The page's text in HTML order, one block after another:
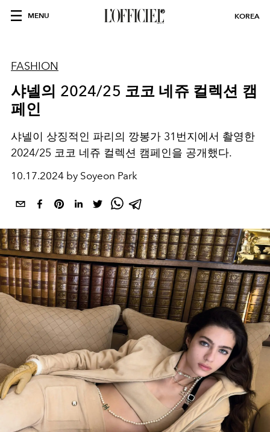
MENU KOREA
FASHION
샤넬의 2024/25 코코 네쥬 컬렉션 캠
페인
샤넬이 상징적인 파리의 깡봉가 31번지에서 촬영한
2024/25 코코 네쥬 컬렉션 캠페인을 공개했다.
10.17.2024 by Soyeon Park